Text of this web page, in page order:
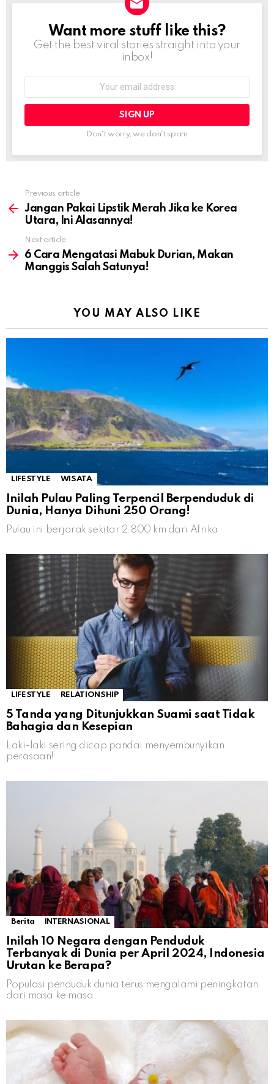
NEWSLETTER
Want more stuff like this?
Get the best viral stories straight into your
inbox!
Don't worry, we don't spam
more
Previous article
Jangan Pakai Lipstik Merah Jika ke Korea
Utara, Ini Alasannya!
Next article
6 Cara Mengatasi Mabuk Durian, Makan
Manggis Salah Satunya!
YOU MAY ALSO LIKE
LIFESTYLE WISATA
Inilah Pulau Paling Terpencil Berpenduduk di
Dunia, Hanya Dihuni 250 Orang!
Pulau ini berjarak sekitar 2.800 km dari Afrika
LIFESTYLE RELATIONSHIP
5 Tanda yang Ditunjukkan Suami saat Tidak
Bahagia dan Kesepian
Laki-laki sering dicap pandai menyembunyikan
perasaan!
Berita INTERNASIONAL
Inilah 10 Negara dengan Penduduk
Terbanyak di Dunia per April 2024, Indonesia
Urutan ke Berapa?
Populasi penduduk dunia terus mengalami peningkatan
dari masa ke masa.